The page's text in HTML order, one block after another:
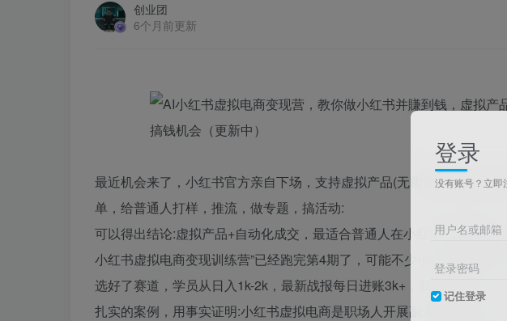
创业团
6个月前更新
最近机会来了，小红书官方亲自下场，支持虚拟产品(无需物流发货的
单，给普通人打样，推流，做专题，搞活动:
可以得出结论:虚拟产品+自动化成交，最适合普通人在小红书的搞钱机会
小红书虚拟电商变现训练营”已经跑完第4期了，可能不少小伙伴都在朋友
选好了赛道，学员从日入1k-2k，最新战报每日进账3k+，我都要羡慕了
扎实的案例，用事实证明:小红书虚拟电商是职场人开展副业的最低门
登录
没有账号？立即
用户名或邮箱
登录密码
记住登录